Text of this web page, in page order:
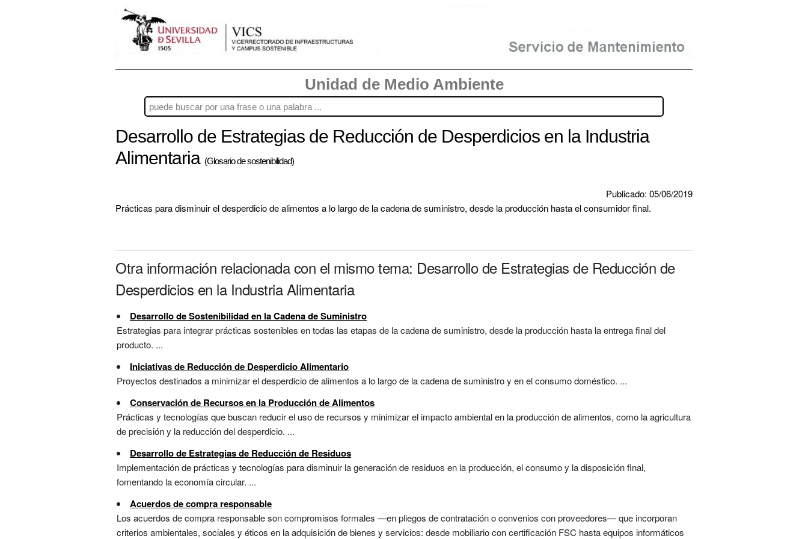
Unidad de Medio Ambiente
Desarrollo de Estrategias de Reducción de Desperdicios en la Industria
Alimentaria (Glosario de sostenibilidad)
Publicado: 05/06/2019
Prácticas para disminuir el desperdicio de alimentos a lo largo de la cadena de suministro, desde la producción hasta el consumidor final.
Otra información relacionada con el mismo tema: Desarrollo de Estrategias de Reducción de
Desperdicios en la Industria Alimentaria
Desarrollo de Sostenibilidad en la Cadena de Suministro
Estrategias para integrar prácticas sostenibles en todas las etapas de la cadena de suministro, desde la producción hasta la entrega final del
producto. ...
Iniciativas de Reducción de Desperdicio Alimentario
Proyectos destinados a minimizar el desperdicio de alimentos a lo largo de la cadena de suministro y en el consumo doméstico. ...
Conservación de Recursos en la Producción de Alimentos
Prácticas y tecnologías que buscan reducir el uso de recursos y minimizar el impacto ambiental en la producción de alimentos, como la agricultura
de precisión y la reducción del desperdicio. ...
Desarrollo de Estrategias de Reducción de Residuos
Implementación de prácticas y tecnologías para disminuir la generación de residuos en la producción, el consumo y la disposición final,
fomentando la economía circular. ...
Acuerdos de compra responsable
Los acuerdos de compra responsable son compromisos formales —en pliegos de contratación o convenios con proveedores— que incorporan
criterios ambientales, sociales y éticos en la adquisición de bienes y servicios: desde mobiliario con certificación FSC hasta equipos informáticos